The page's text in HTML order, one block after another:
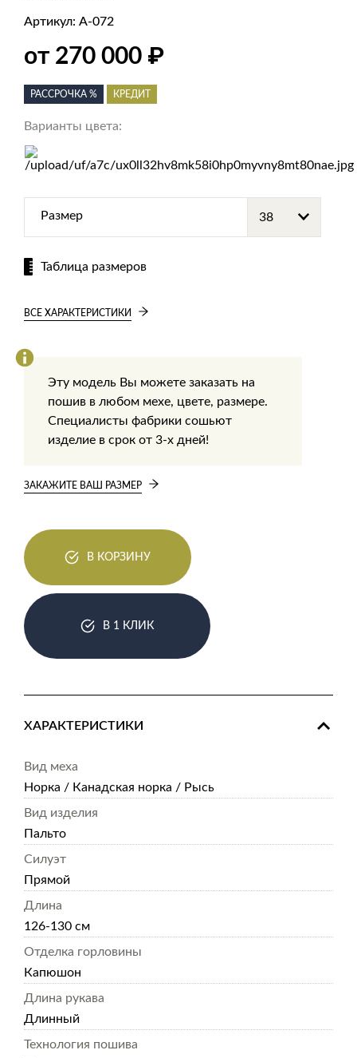
Артикул: А-072
от 270 000 ₽
РАССРОЧКА % КРЕДИТ
Варианты цвета:
Размер
Таблица размеров
ВСЕ ХАРАКТЕРИСТИКИ
Эту модель Вы можете заказать на
пошив в любом мехе, цвете, размере.
Специалисты фабрики сошьют
изделие в срок от 3-х дней!
ЗАКАЖИТЕ ВАШ РАЗМЕР
В КОРЗИНУ
В 1 КЛИК
ХАРАКТЕРИСТИКИ
Вид меха
Норка / Канадская норка / Рысь
Вид изделия
Пальто
Силуэт
Прямой
Длина
126-130 см
Отделка горловины
Капюшон
Длина рукава
Длинный
Технология пошива